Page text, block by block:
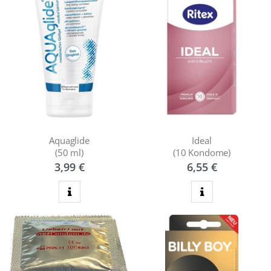
Aquaglide
(50 ml)
3,99 €
Ideal
(10 Kondome)
6,55 €